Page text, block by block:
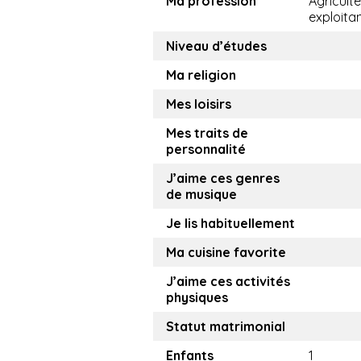
Niveau d’études
Ma religion
Mes loisirs
Mes traits de
personnalité
J’aime ces genres
de musique
Je lis habituellement
Ma cuisine favorite
J’aime ces activités
physiques
Statut matrimonial
Enfants
1